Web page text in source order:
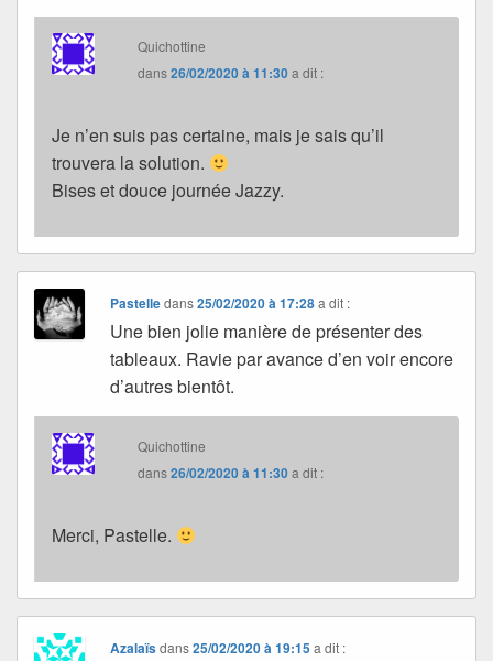
Quichottine
dans26/02/2020 à 11:30a dit :
Je n’en suis pas certaine, mais je sais qu’il
trouvera la solution.
Bises et douce journée Jazzy.
Pastelledans25/02/2020 à 17:28 a dit :
Une bien jolie manière de présenter des
tableaux. Ravie par avance d’en voir encore
d’autres bientôt.
Quichottine
dans26/02/2020 à 11:30a dit :
Merci, Pastelle.
Azalaïsdans25/02/2020 à 19:15 a dit :